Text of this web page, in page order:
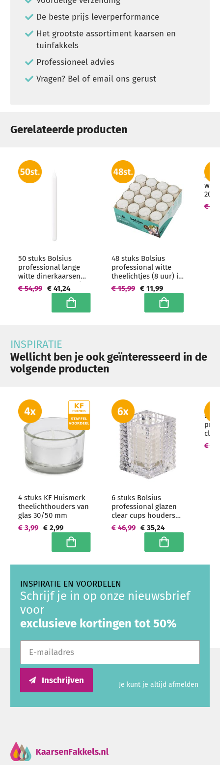
De beste prijs leverperformance
Het grootste assortiment kaarsen en
tuinfakkels
Professioneel advies
Vragen? Bel of email ons gerust
Gerelateerde producten
50 stuks Bolsius
professional lange
witte dinerkaarsen
290/22 mm (12 uur)
€ 41,24
€ 54,99
In winkelwagen
48 stuks Bolsius
professional witte
theelichtjes (8 uur) in
transparante clear
cups
€ 11,99
€ 15,99
In winkelwagen
4
€
Wellicht ben je ook geïnteresseerd in de
volgende producten
INSPIRATIE
4 stuks KF Huismerk
theelichthouders van
glas 30/50 mm
€ 2,99
€ 3,99
In winkelwagen
6 stuks Bolsius
professional glazen
clear cups houders
ribbed 76/58/58 mm
- grootverpakking
€ 35,24
€ 46,99
In winkelwagen
6
€
INSPIRATIE EN VOORDELEN
Schrijf je in op onze nieuwsbrief
voor
exclusieve kortingen tot 50%
Inschrijven Je kunt je altijd afmelden